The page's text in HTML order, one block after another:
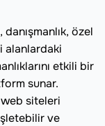
özel
alanlardaki
etkili bir
sunar.
siteleri
ve